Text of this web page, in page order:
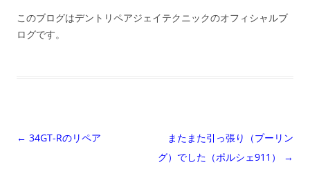
このブログはデントリペアジェイテクニックのオフィシャルブ
ログです。
投
← 34GT-Rのリペア
またまた引っ張り（プーリン
グ）でした（ポルシェ911）
→